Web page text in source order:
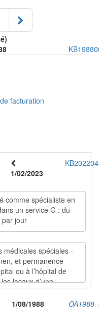
facturation
1/02/2023
1/08/1988